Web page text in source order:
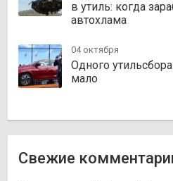
в утиль: когда
автохлама
04 октября
Одного
мало
Свежие